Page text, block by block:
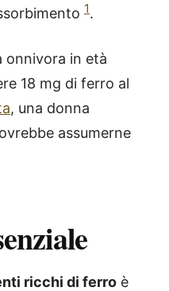
1.
onnivora in età
18 mg di ferro al
, una donna
assumerne
ricchi di ferro è